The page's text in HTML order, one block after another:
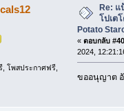
, โพสประกาศฟรี,
Re: แ
โปเต
Potato
« ตอบกลับ
2024,
ขออนุญาต